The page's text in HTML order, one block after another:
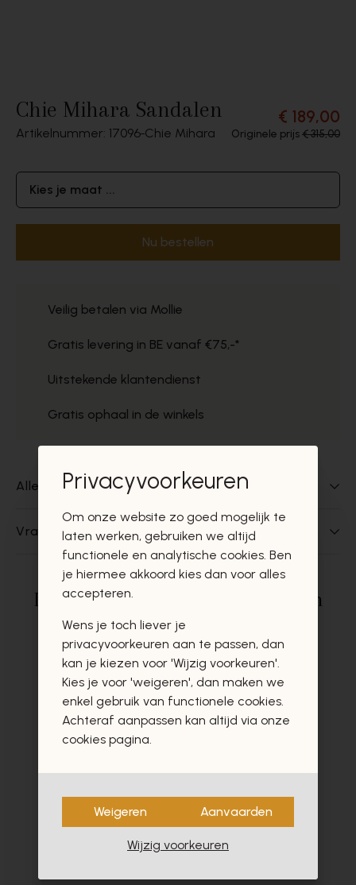
Chie Mihara Sandalen
Artikelnummer: 17096 Chie Mihara
€ 189,00
Originele prijs€ 315,00
Kies je maat ...
Nu bestellen
Veilig betalen via Mollie
Gratis levering in BE vanaf €75,-*
Uitstekende klantendienst
Gratis ophaal in de winkels
Alles over dit product
Vragen over dit product?
Deze producten zullen u zeker en
vast ook interesseren
- 30%
Privacyvoorkeuren
Om onze website zo goed mogelijk te
laten werken, gebruiken we altijd
functionele en analytische cookies. Ben
je hiermee akkoord kies dan voor alles
accepteren.
Wens je toch liever je
privacyvoorkeuren aan te passen, dan
kan je kiezen voor 'Wijzig voorkeuren'.
Kies je voor 'weigeren', dan maken we
enkel gebruik van functionele cookies.
Achteraf aanpassen kan altijd via onze
cookies pagina.
Weigeren Aanvaarden
Wijzig voorkeuren